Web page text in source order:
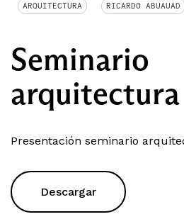
ARQUITECTURA RICARDO ABUAUAD
Seminario
arquitectura
Presentación seminario
Descargar